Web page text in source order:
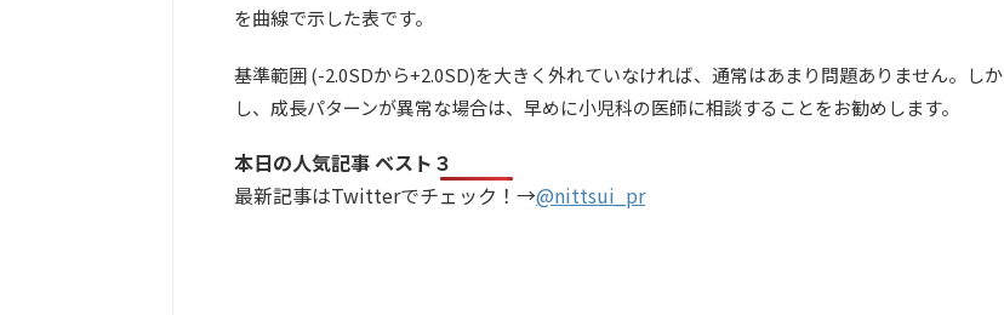
を曲線で示した表です。
基準範囲 (-2.0SDから+2.0SD)を大きく外れていなければ、通常はあまり問題ありません。しか
し、成長パターンが異常な場合は、早めに小児科の医師に相談することをお勧めします。
本日の人気記事 ベスト３
最新記事はTwitterでチェック！→@nittsui_pr